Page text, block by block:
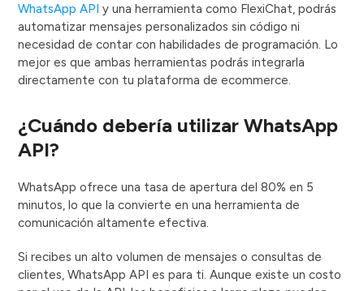
WhatsApp API y una herramienta como FlexiChat, podrás
automatizar mensajes personalizados sin código ni
necesidad de contar con habilidades de programación. Lo
mejor es que ambas herramientas podrás integrarla
directamente con tu plataforma de ecommerce.
¿Cuándo debería utilizar WhatsApp
API?
WhatsApp ofrece una tasa de apertura del 80% en 5
minutos, lo que la convierte en una herramienta de
comunicación altamente efectiva.
Si recibes un alto volumen de mensajes o consultas de
clientes, WhatsApp API es para ti. Aunque existe un costo